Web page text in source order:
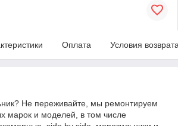
Оплата Условия
Не переживайте, мы ремонтируем
марок и моделей, в том числе